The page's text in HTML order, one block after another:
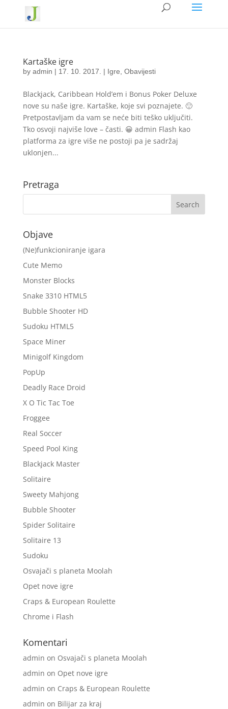
Kartaške igre
by admin | 17. 10. 2017. | Igre Obavijesti
Blackjack, Caribbean Hold’em i Bonus Poker Deluxe
nove su naše igre. Kartaške, koje svi poznajete. 🙂
Pretpostavljam da vam se neće biti teško uključiti.
Tko osvoji najviše love – časti. 😀 admin Flash kao
platforma za igre više ne postoji pa je sadržaj
uklonjen...
Pretraga
Objave
(Ne)funkcioniranje igara
Cute Memo
Monster Blocks
Snake 3310 HTML5
Bubble Shooter HD
Sudoku HTML5
Space Miner
Minigolf Kingdom
PopUp
Deadly Race Droid
X O Tic Tac Toe
Froggee
Real Soccer
Speed Pool King
Blackjack Master
Solitaire
Sweety Mahjong
Bubble Shooter
Spider Solitaire
Solitaire 13
Sudoku
Osvajači s planeta Moolah
Opet nove igre
Craps & European Roulette
Chrome i Flash
Komentari
admin on Osvajači s planeta Moolah
admin on Opet nove igre
admin on Craps & European Roulette
admin on Bilijar za kraj